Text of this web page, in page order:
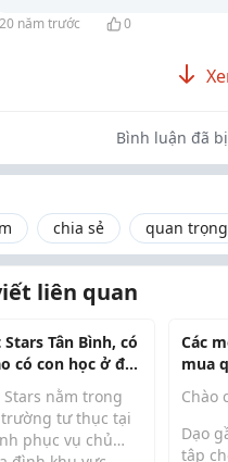
20 năm trước 0
Bình luận đã
chia sẻ quan trọng
liên quan
Tân Bình, có
có con học ở đây
nằm trong
tư thục tại
phục vụ chủ
Các
mua
đâu
Chào
Dạo
tập